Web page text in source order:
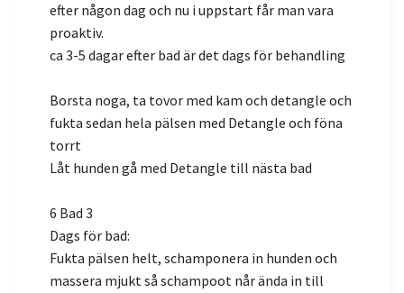
efter någon dag och nu i uppstart får man vara
proaktiv.
ca 3-5 dagar efter bad är det dags för behandling
Borsta noga, ta tovor med kam och detangle och
fukta sedan hela pälsen med Detangle och föna
torrt
Låt hunden gå med Detangle till nästa bad
6 Bad 3
Dags för bad:
Fukta pälsen helt, schamponera in hunden och
massera mjukt så schampoot når ända in till